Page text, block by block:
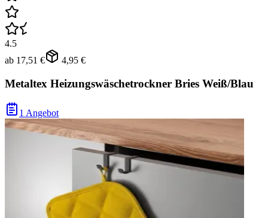
4.5
ab 17,51 € 4,95 €
Metaltex Heizungswäschetrockner Bries Weiß/Blau
1 Angebot